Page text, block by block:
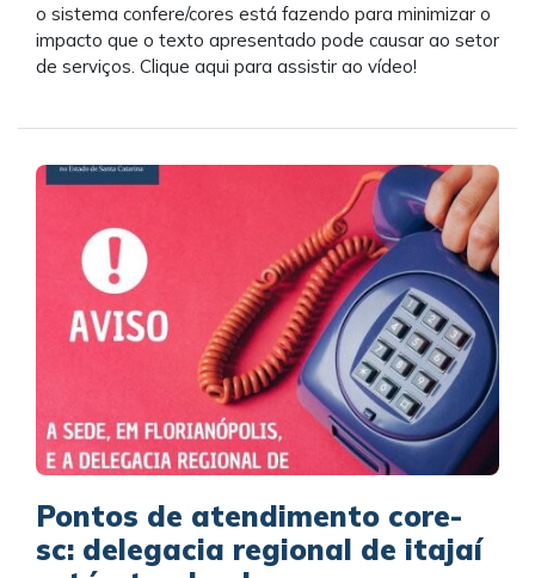
o sistema confere/cores está fazendo para minimizar o
impacto que o texto apresentado pode causar ao setor
de serviços. Clique aqui para assistir ao vídeo!
Pontos de atendimento core-
sc: delegacia regional de itajaí